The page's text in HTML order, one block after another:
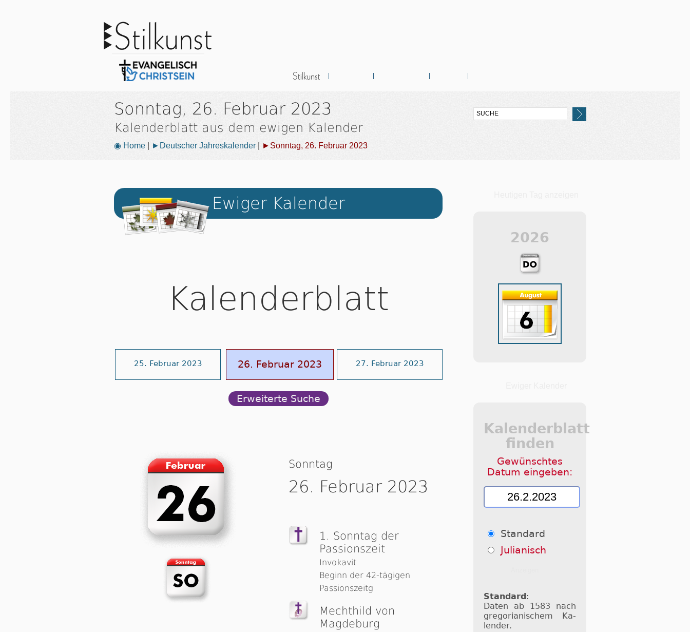
Sonntag, 26. Februar 2023
Kalenderblatt aus dem ewigen Kalender
◉ Home ►Deutscher Jahreskalender ►Sonntag, 26. Februar 2023
Ewiger Kalender
Kalenderblatt
25. Februar 2023 26. Februar 2023 27. Februar 2023
Erweiterte Suche
Sonntag
26. Februar 2023
1. Sonntag der
Passionszeit
Invokavit
Beginn der 42-tägigen
Passionszeitg
Mechthild von
Magdeburg
2026
Kalenderblatt
finden
Gewünschtes
Datum eingeben:
Standard
Julianisch
Standard :
Daten ab 1583 nach
gre­go­ri­a­ni­schem Ka­
len­der.